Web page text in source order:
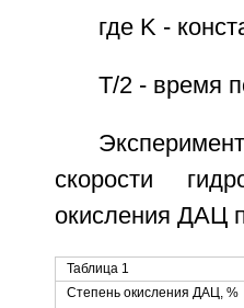
где K -
T/2 - время
скорости
окисления ДАЦ
Таблица 1
Степень окисления ДАЦ, %